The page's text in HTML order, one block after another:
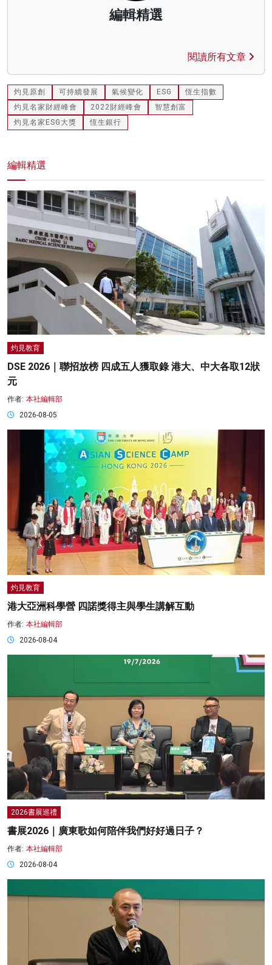
編輯精選
閱讀所有文章
灼見原創 可持續發展 氣候變化 ESG
恆生指數
灼見名家財經峰會
2022財經峰會
智慧創富
灼見名家ESG大獎
恆生銀行
編輯精選
灼見教育
DSE 2026｜聯招放榜 四成五人獲取錄 港大、中大各取12狀
元
作者: 本社編輯部
2026-08-05
灼見教育
港大亞洲科學營 四諾獎得主與學生講解互動
作者: 本社編輯部
2026-08-04
2026書展巡禮
書展2026｜廣東歌如何陪伴我們好好過日子？
作者: 本社編輯部
2026-08-04